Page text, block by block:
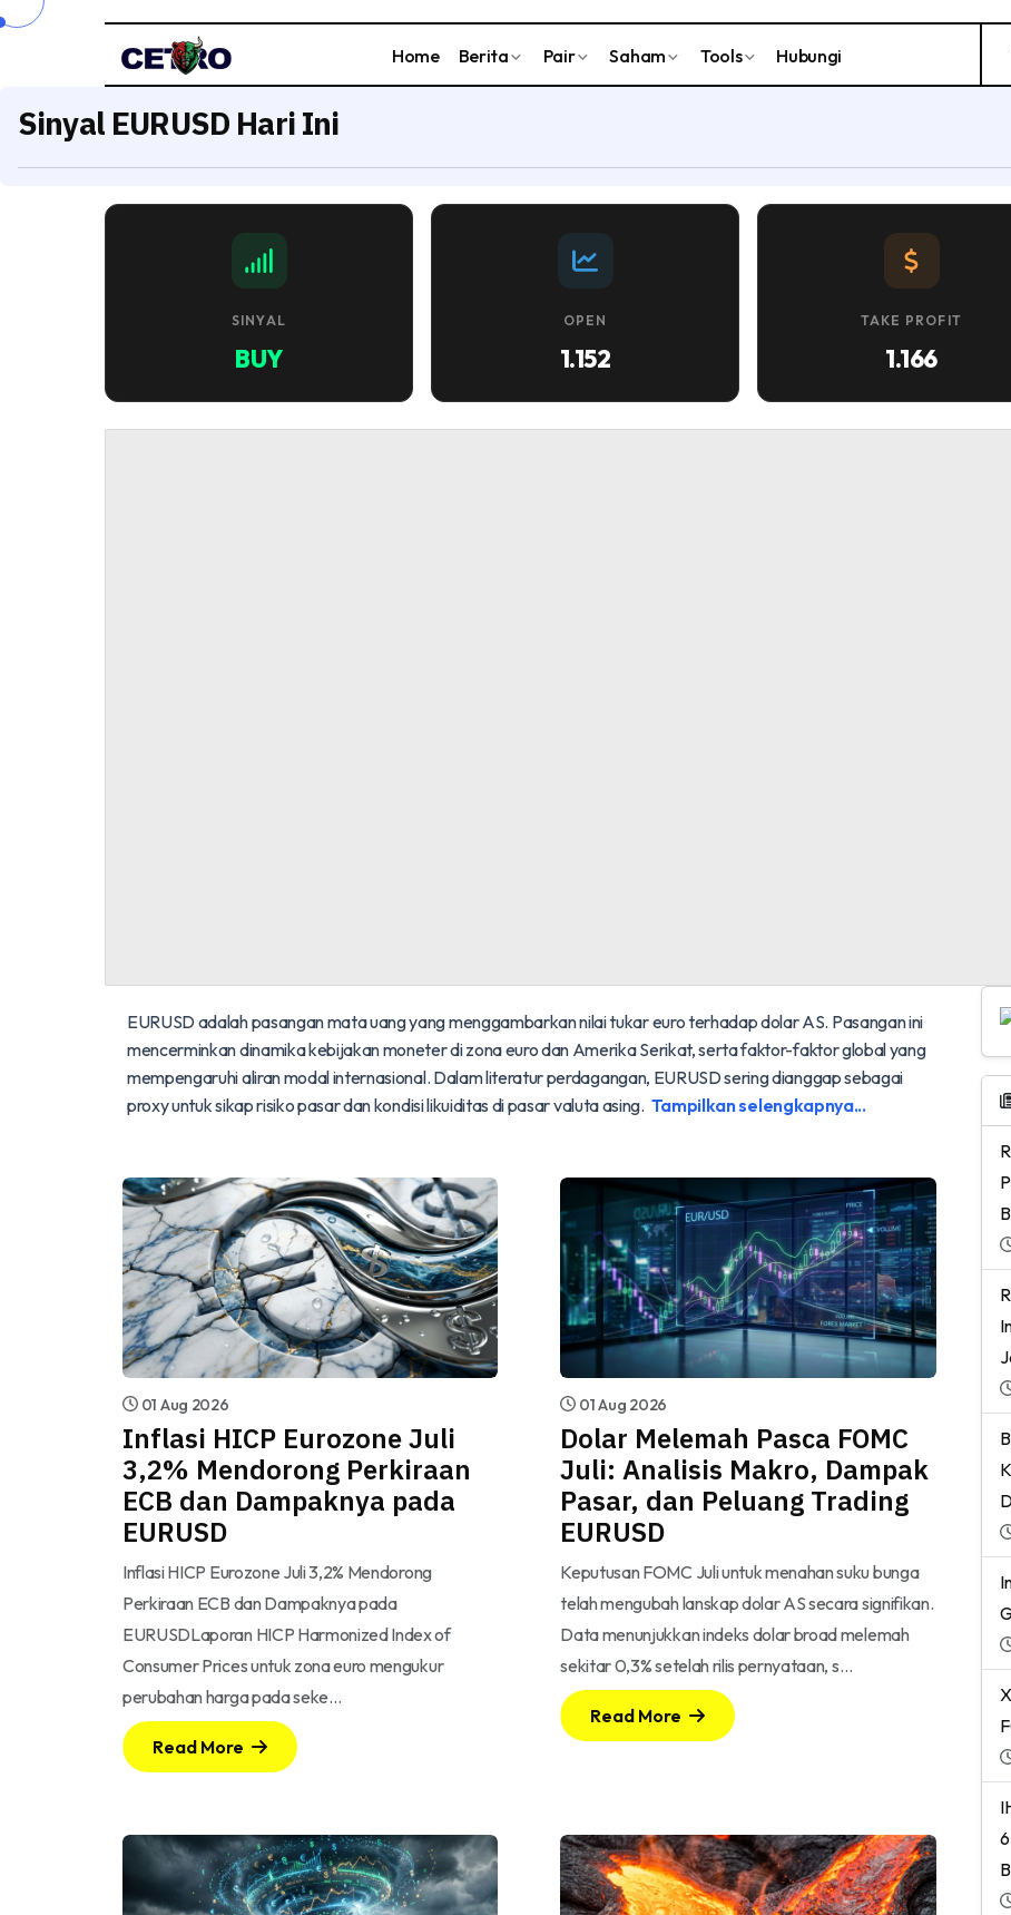
Home Berita Pair Saham Tools Hubungi
Sinyal EURUSD Hari Ini
SINYAL
BUY
OPEN
1.152
TAKE PROFIT
1.166
EURUSD adalah pasangan mata uang yang menggambarkan nilai tukar euro terhadap dolar AS. Pasangan ini
mencerminkan dinamika kebijakan moneter di zona euro dan Amerika Serikat, serta faktor-faktor global yang
mempengaruhi aliran modal internasional. Dalam literatur perdagangan, EURUSD sering dianggap sebagai
proxy untuk sikap risiko pasar dan kondisi likuiditas di pasar valuta asing. Tampilkan selengkapnya...
01 Aug 2026
Inflasi HICP Eurozone Juli
3,2% Mendorong Perkiraan
ECB dan Dampaknya pada
EURUSD
Inflasi HICP Eurozone Juli 3,2% Mendorong
Perkiraan ECB dan Dampaknya pada
EURUSDLaporan HICP Harmonized Index of
Consumer Prices untuk zona euro mengukur
perubahan harga pada seke…
Read More
01 Aug 2026
Dolar Melemah Pasca FOMC
Juli: Analisis Makro, Dampak
Pasar, dan Peluang Trading
EURUSD
Keputusan FOMC Juli untuk menahan suku bunga
telah mengubah lanskap dolar AS secara signifikan.
Data menunjukkan indeks dolar broad melemah
sekitar 0,3% setelah rilis pernyataan, s…
Read More